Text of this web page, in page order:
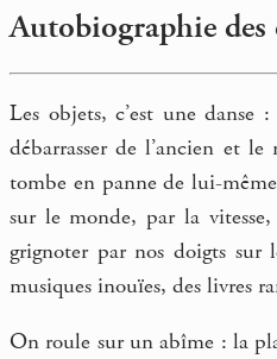
Autobiographie
Les objets, c’est une
débarrasser de l’ancien et
tombe en panne de lui-
sur le monde, par la
grignoter par nos doigts
musiques inouïes, des livres
On roule sur un abîme : la